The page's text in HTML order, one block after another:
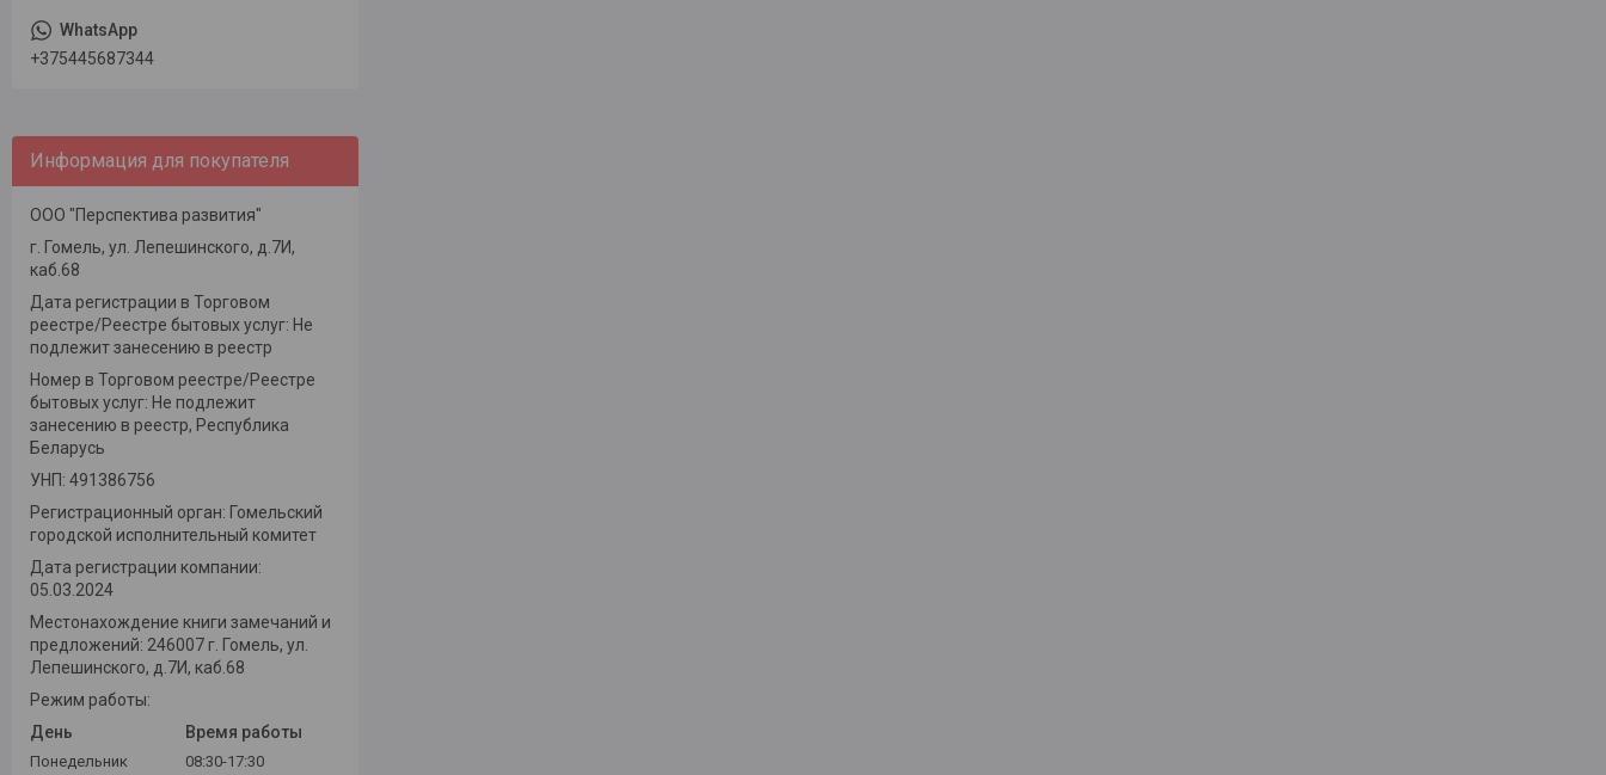
+375445687344
Информация для покупателя
ООО "Перспектива развития"
г. Гомель, ул. Лепешинского, д.7И,
каб.68
Дата регистрации в Торговом
реестре/Реестре бытовых услуг: Не
подлежит занесению в реестр
Номер в Торговом реестре/Реестре
бытовых услуг: Не подлежит
занесению в реестр, Республика
Беларусь
УНП: 491386756
Регистрационный орган: Гомельский
городской исполнительный комитет
Дата регистрации компании:
05.03.2024
Местонахождение книги замечаний и
предложений: 246007 г. Гомель, ул.
Лепешинского, д.7И, каб.68
Режим работы:
День
Время работы
Понедельник 08:30-17:30